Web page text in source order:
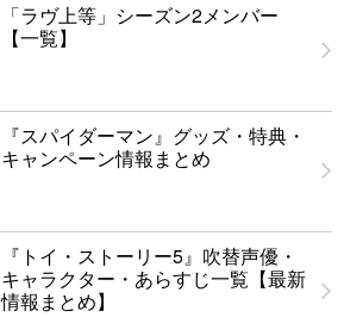
「ラヴ上等」シーズン2メンバー
【一覧】
『スパイダーマン』グッズ・特典・
キャンペーン情報まとめ
『トイ・ストーリー5』吹替声優・
キャラクター・あらすじ一覧【最新
情報まとめ】